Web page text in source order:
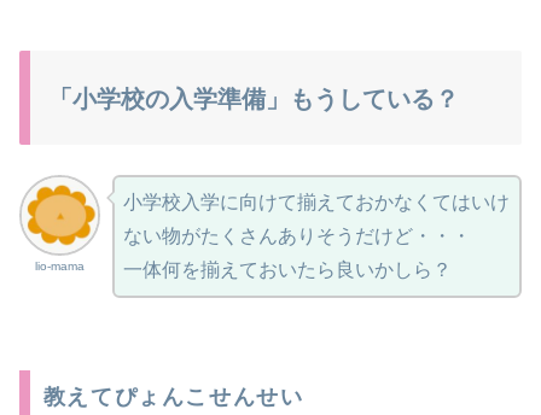
「小学校の入学準備」もうしている？
lio-mama
小学校入学に向けて揃えておかなくてはいけ
ない物がたくさんありそうだけど・・・
一体何を揃えておいたら良いかしら？
教えてぴょんこせんせい